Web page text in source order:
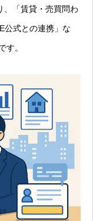
、「賃貸・売買問わ
公式との連携」な
す。